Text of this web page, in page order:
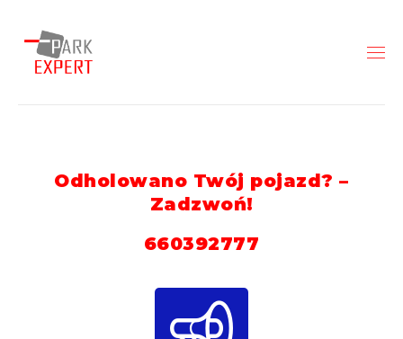
Odholowano Twój pojazd? –
Zadzwoń!
660392777